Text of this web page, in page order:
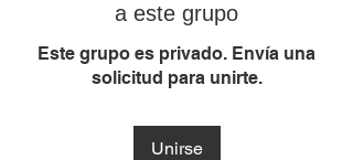
a este grupo
Este grupo es privado. Envía una
solicitud para unirte.
Unirse